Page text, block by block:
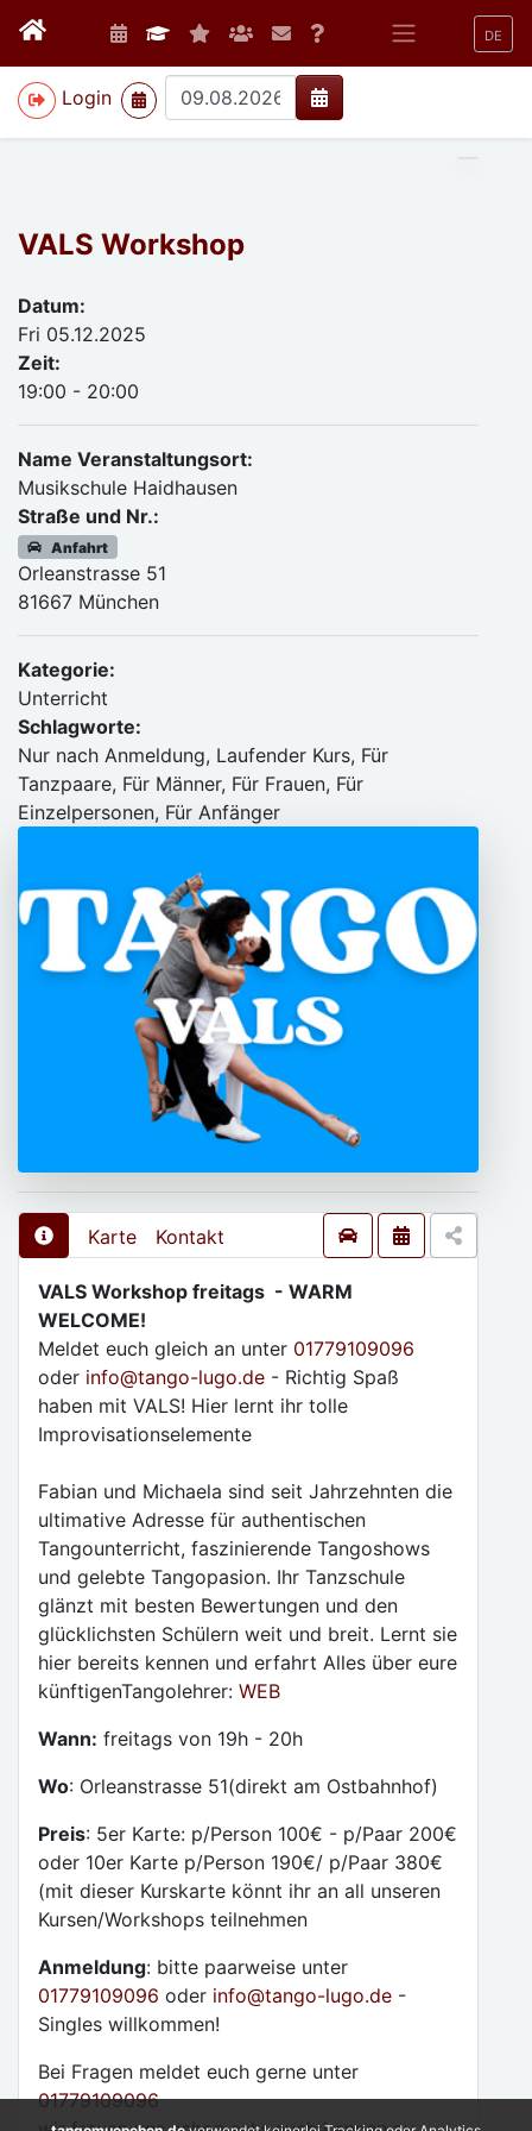
DE
Login
>
VALS Workshop
Datum:
Fri 05.12.2025
Zeit:
19:00 - 20:00
Name Veranstaltungsort:
Musikschule Haidhausen
Straße und Nr.:
Anfahrt
Orleanstrasse 51
81667 München
Kategorie:
Unterricht
Schlagworte:
Nur nach Anmeldung, Laufender Kurs, Für
Tanzpaare, Für Männer, Für Frauen, Für
Einzelpersonen, Für Anfänger
Karte Kontakt
VALS Workshop freitags - WARM
WELCOME!
Meldet euch gleich an unter 01779109096
oder info@tango-lugo.de - Richtig Spaß
haben mit VALS! Hier lernt ihr tolle
Improvisationselemente
Fabian und Michaela sind seit Jahrzehnten die
ultimative Adresse für authentischen
Tangounterricht, faszinierende Tangoshows
und gelebte Tangopasion. Ihr Tanzschule
glänzt mit besten Bewertungen und den
glücklichsten Schülern weit und breit. Lernt sie
hier bereits kennen und erfahrt Alles über eure
künftigenTangolehrer: WEB
Wann: freitags von 19h - 20h
Wo: Orleanstrasse 51(direkt am Ostbahnhof)
Preis: 5er Karte: p/Person 100€ - p/Paar 200€
oder 10er Karte p/Person 190€/ p/Paar 380€
(mit dieser Kurskarte könnt ihr an all unseren
Kursen/Workshops teilnehmen
Anmeldung: bitte paarweise unter
01779109096 oder info@tango-lugo.de -
Singles willkommen!
Bei Fragen meldet euch gerne unter
01779109096